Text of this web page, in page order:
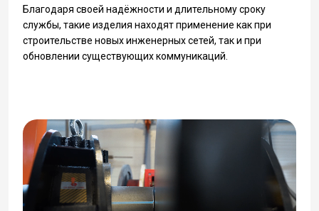
Благодаря своей надёжности и длительному сроку
службы, такие изделия находят применение как при
строительстве новых инженерных сетей, так и при
обновлении существующих коммуникаций.